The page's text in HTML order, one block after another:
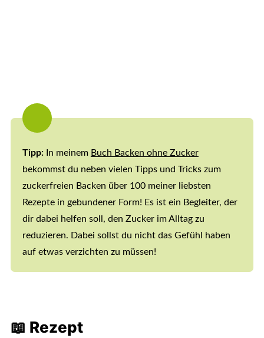
Tipp: In meinem Buch Backen ohne Zucker
bekommst du neben vielen Tipps und Tricks zum
zuckerfreien Backen über 100 meiner liebsten
Rezepte in gebundener Form! Es ist ein Begleiter, der
dir dabei helfen soll, den Zucker im Alltag zu
reduzieren. Dabei sollst du nicht das Gefühl haben
auf etwas verzichten zu müssen!
📖 Rezept